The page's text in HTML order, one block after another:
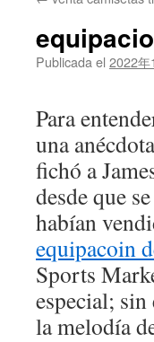
Publicada el 2022年
Para
una
fichó a
desde que
habían
equipacoin
Sports
especial;
la melodía